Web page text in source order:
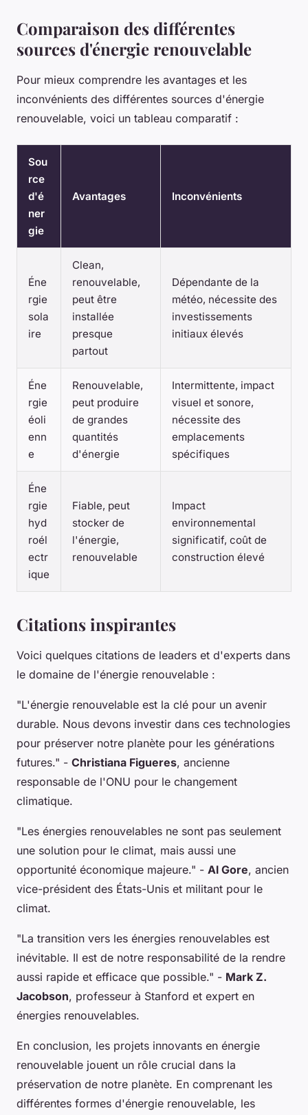
Comparaison des différentes
sources d'énergie renouvelable
Pour mieux comprendre les avantages et les
inconvénients des différentes sources d'énergie
renouvelable, voici un tableau comparatif :
Sou
rce
d'é
ner
gie
Avantages Inconvénients
Éne
rgie
sola
ire
Clean,
renouvelable,
peut être
installée
presque
partout
Dépendante de la
météo, nécessite des
investissements
initiaux élevés
Éne
rgie
éoli
enn
e
Renouvelable,
peut produire
de grandes
quantités
d'énergie
Intermittente, impact
visuel et sonore,
nécessite des
emplacements
spécifiques
Éne
rgie
hyd
roél
ectr
ique
Fiable, peut
stocker de
l'énergie,
renouvelable
Impact
environnemental
significatif, coût de
construction élevé
Citations inspirantes
Voici quelques citations de leaders et d'experts dans
le domaine de l'énergie renouvelable :
"L'énergie renouvelable est la clé pour un avenir
durable. Nous devons investir dans ces technologies
pour préserver notre planète pour les générations
futures." - Christiana Figueres, ancienne
responsable de l'ONU pour le changement
climatique.
"Les énergies renouvelables ne sont pas seulement
une solution pour le climat, mais aussi une
opportunité économique majeure." - Al Gore, ancien
vice-président des États-Unis et militant pour le
climat.
"La transition vers les énergies renouvelables est
inévitable. Il est de notre responsabilité de la rendre
aussi rapide et efficace que possible." - Mark Z.
Jacobson, professeur à Stanford et expert en
énergies renouvelables.
En conclusion, les projets innovants en énergie
renouvelable jouent un rôle crucial dans la
préservation de notre planète. En comprenant les
différentes formes d'énergie renouvelable, les